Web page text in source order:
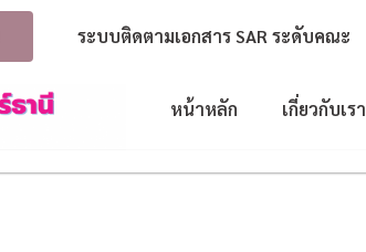
ระบบติดตามเอกสาร SAR ระดับคณะ
หน้าหลัก เกี่ยวกับเรา